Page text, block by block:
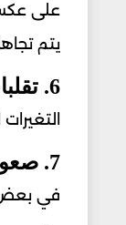
على
يتم
6. تقلبات المزاج والإرهاق
7. صعوبة الحمل أو تأخر الإنجاب
في بعض